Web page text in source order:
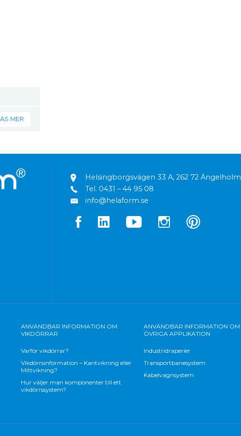
MER
Helsingborgsvägen 33 A, 262 72 Ängelholm
Tel. 0431 – 44 95 08
info@helaform.se
ANVÄNDBAR INFORMATION OM
VIKDÖRRAR
Varför vikdörrar?
Vikdörrsinformation – Kantvikning eller
Mittvikning?
Hur väljer man komponenter till ett
vikdörrssystem?
ANVÄNDBAR INFORMATION OM
ÖVRIGA APPLIKATION
Industridraperier
Transportbanesystem
Kabelvagnsystem